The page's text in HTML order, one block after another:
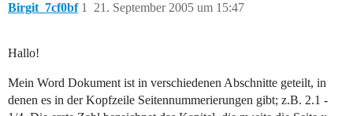
Birgit_7cf0bf 21. September 2005 um 15:47
1
Hallo!
Mein Word Dokument ist in verschiedenen Abschnitte geteilt, in
denen es in der Kopfzeile Seitennummerierungen gibt; z.B. 2.1 -